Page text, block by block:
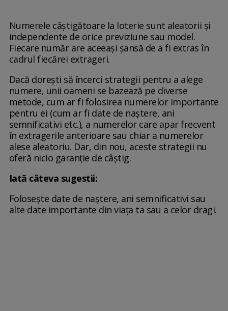
Numerele câștigătoare la loterie sunt aleatorii și
independente de orice previziune sau model.
Fiecare număr are aceeași șansă de a fi extras în
cadrul fiecărei extrageri.
Dacă dorești să încerci strategii pentru a alege
numere, unii oameni se bazează pe diverse
metode, cum ar fi folosirea numerelor importante
pentru ei (cum ar fi date de naștere, ani
semnificativi etc.), a numerelor care apar frecvent
în extragerile anterioare sau chiar a numerelor
alese aleatoriu. Dar, din nou, aceste strategii nu
oferă nicio garanție de câștig.
Iată câteva sugestii:
Folosește date de naștere, ani semnificativi sau
alte date importante din viața ta sau a celor dragi.